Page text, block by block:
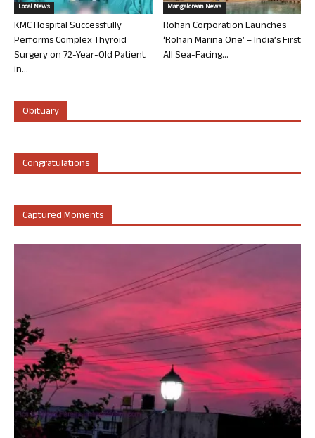
Local News
KMC Hospital Successfully
Performs Complex Thyroid
Surgery on 72-Year-Old Patient
in...
Mangalorean News
Rohan Corporation Launches
‘Rohan Marina One’ – India’s First
All Sea-Facing...
Obituary
Congratulations
Captured Moments